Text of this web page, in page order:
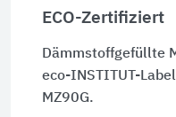
ECO-Zertifiziert
Dämmstoffgefüllte
eco-INSTITUT-
MZ90G.